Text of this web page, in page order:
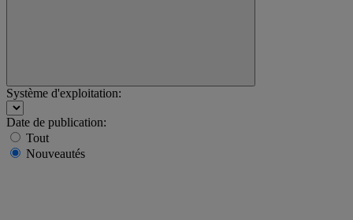
Système d'exploitation:
Date de publication:
Tout
Nouveautés